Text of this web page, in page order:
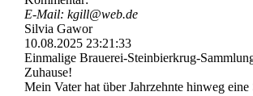
E-Mail: kgill@web.de
Silvia Gawor
10.08.2025 23:21:33
Einmalige Brauerei-­Steinbierkrug-­
Zuhause!
Mein Vater hat über Jahrzehnte hinweg eine